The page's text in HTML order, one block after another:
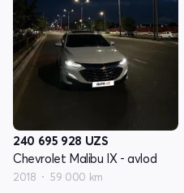
240 695 928 UZS
Chevrolet Malibu IX - avlod
2018 59 000 km